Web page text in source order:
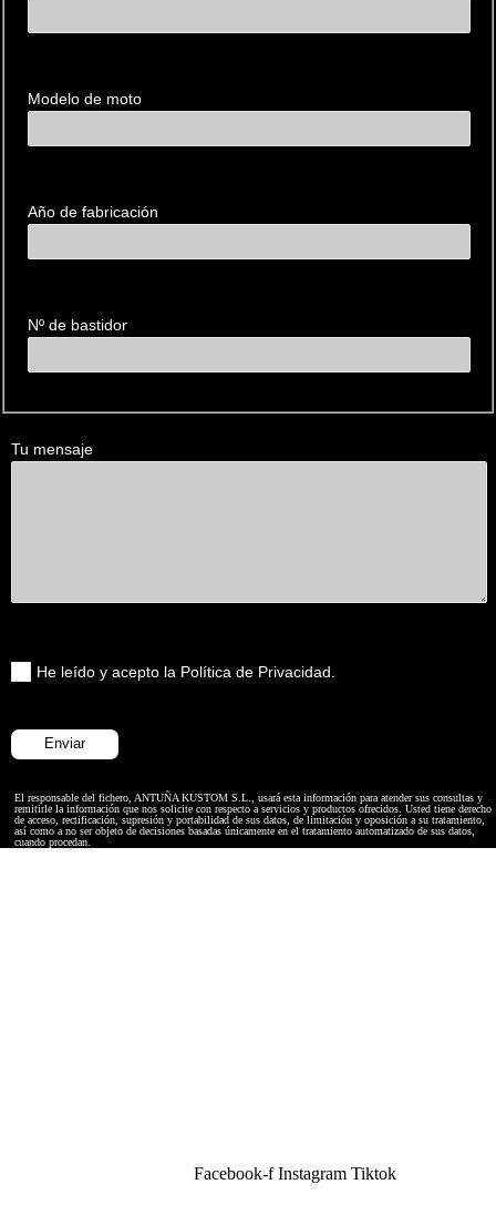
Modelo de moto
Año de fabricación
Nº de bastidor
Tu mensaje
He leído y acepto la Política de Privacidad.
El responsable del fichero, ANTUÑA KUSTOM S.L., usará esta información para atender sus consultas y
remitirle la información que nos solicite con respecto a servicios y productos ofrecidos. Usted tiene derecho
de acceso, rectificación, supresión y portabilidad de sus datos, de limitación y oposición a su tratamiento,
así como a no ser objeto de decisiones basadas únicamente en el tratamiento automatizado de sus datos,
cuando procedan.
Facebook-f Instagram Tiktok